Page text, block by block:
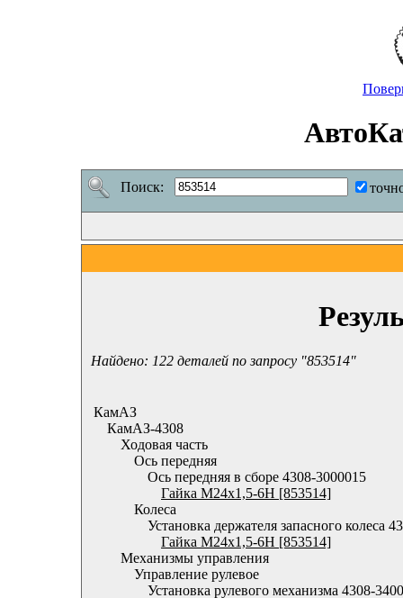
Поиск:
Найдено: 122 деталей по запросу "853514"
КамАЗ
КамАЗ-4308
Ходовая часть
Ось передняя
Ось передняя в сборе 4308-3000015
Гайка М24х1,5-6Н [853514]
Колеса
Установка держателя запасного колеса
Гайка М24х1,5-6Н [853514]
Механизмы управления
Управление рулевое
Установка рулевого механизма 4308-